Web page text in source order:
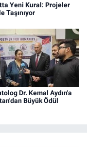
Yeni Kural: Projeler
Taşınıyor
Dr. Kemal Aydın'a
Büyük Ödül